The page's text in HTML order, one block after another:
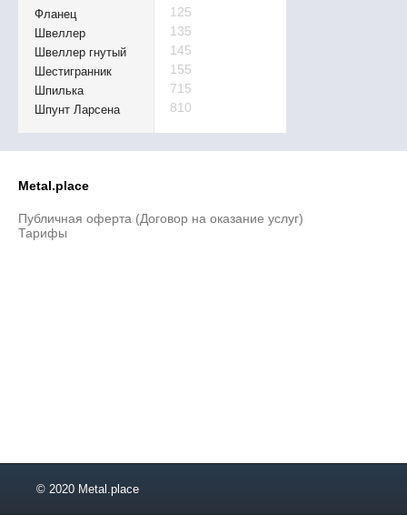
Фланец
Швеллер
Швеллер гнутый
Шестигранник
Шпилька
Шпунт Ларсена
125
135
145
155
715
810
Metal.place
Публичная оферта (Договор на оказание услуг)
Тарифы
© 2020 Metal.place